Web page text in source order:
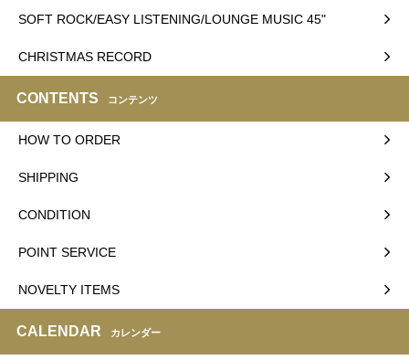
SOFT ROCK/EASY LISTENING/LOUNGE MUSIC 45"
CHRISTMAS RECORD
CONTENTS コンテンツ
HOW TO ORDER
SHIPPING
CONDITION
POINT SERVICE
NOVELTY ITEMS
CALENDAR カレンダー